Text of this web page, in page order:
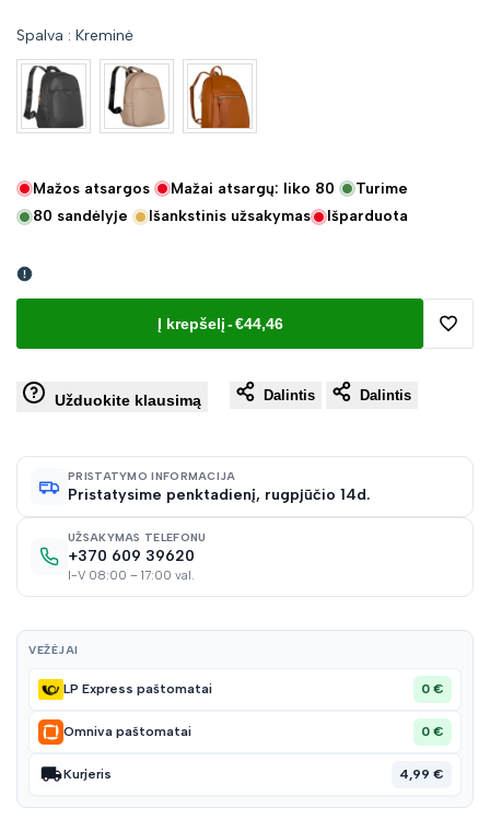
Spalva : Kreminė
Mažos atsargos Mažai atsargų: liko 80
Turime
80 sandėlyje Išankstinis užsakymas Išparduota
Į krepšelį-€44,46
Užduokite klausimą Dalintis Dalintis
PRISTATYMO INFORMACIJA
Pristatysime penktadienį, rugpjūčio 14d.
UŽSAKYMAS TELEFONU
+370 609 39620
I-V 08:00 – 17:00 val.
VEŽĖJAI
LP Express paštomatai 0 €
Omniva paštomatai 0 €
Kurjeris 4,99 €